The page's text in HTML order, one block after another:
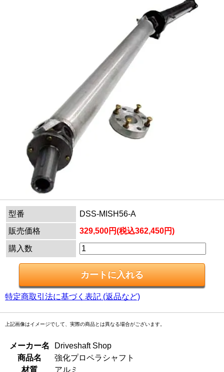
型番
DSS-MISH56-A
販売価格
329,500円(税込362,450円)
購入数
特定商取引法に基づく表記 (返品など)
上記画像はイメージでして、実際の商品とは異なる場合がございます。
メーカー名
Driveshaft Shop
商品名
強化プロペラシャフト
材質
アルミ